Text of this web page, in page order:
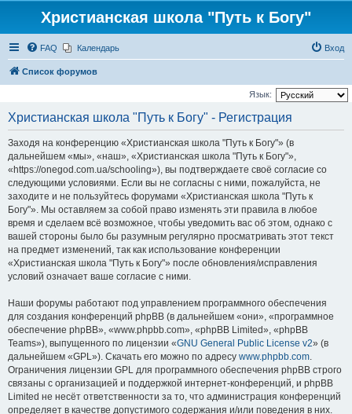
Христианская школа "Путь к Богу"
FAQ Календарь Вход
Список форумов
Язык:
Христианская школа "Путь к Богу" - Регистрация
Заходя на конференцию «Христианская школа "Путь к Богу"» (в
дальнейшем «мы», «наш», «Христианская школа "Путь к Богу"»,
«https://onegod.com.ua/schooling»), вы подтверждаете своё согласие со
следующими условиями. Если вы не согласны с ними, пожалуйста, не
заходите и не пользуйтесь форумами «Христианская школа "Путь к
Богу"». Мы оставляем за собой право изменять эти правила в любое
время и сделаем всё возможное, чтобы уведомить вас об этом, однако с
вашей стороны было бы разумным регулярно просматривать этот текст
на предмет изменений, так как использование конференции
«Христианская школа "Путь к Богу"» после обновления/исправления
условий означает ваше согласие с ними.
Наши форумы работают под управлением программного обеспечения
для создания конференций phpBB (в дальнейшем «они», «программное
обеспечение phpBB», «www.phpbb.com», «phpBB Limited», «phpBB
Teams»), выпущенного по лицензии «GNU General Public License v2» (в
дальнейшем «GPL»). Скачать его можно по адресу www.phpbb.com.
Ограничения лицензии GPL для программного обеспечения phpBB строго
связаны с организацией и поддержкой интернет-конференций, и phpBB
Limited не несёт ответственности за то, что администрация конференций
определяет в качестве допустимого содержания и/или поведения в них.